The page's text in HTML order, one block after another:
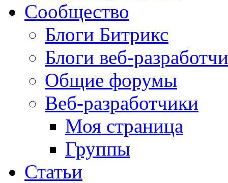
Сообщество
Блоги Битрикс
Блоги веб-
Общие форумы
Веб-разработчики
Моя страница
Группы
Статьи